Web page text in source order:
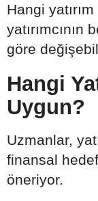
Hangi
yatırımcının
göre
Hangi
Uygun?
Uzmanlar,
finansal
öneriyor.